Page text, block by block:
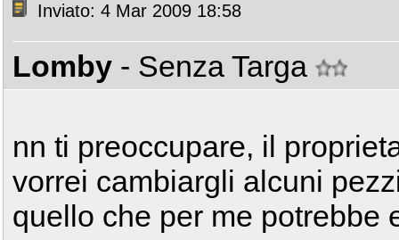
Inviato: 4 Mar 2009 18:58
Lomby - Senza Targa
nn ti preoccupare, il
vorrei cambiargli alcuni
quello che per me potrebbe